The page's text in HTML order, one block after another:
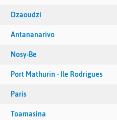
Dzaoudzi
Antananarivo
Nosy-Be
Port Mathurin - Ile Rodrigues
Paris
Toamasina